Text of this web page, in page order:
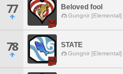
77 Beloved fool
Gungnir [Elemental]
78 STATE
Gungnir [Elemental]